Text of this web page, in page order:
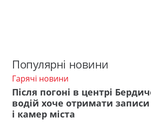
Популярні новини
Гарячі новини
Після погоні в центрі
водій хоче отримати
і камер міста